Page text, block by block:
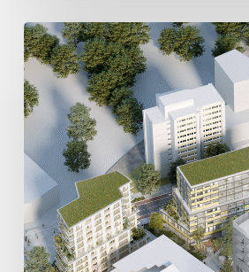
Avec
5
actes
signés
pour
créer
000
m2
de
programmes